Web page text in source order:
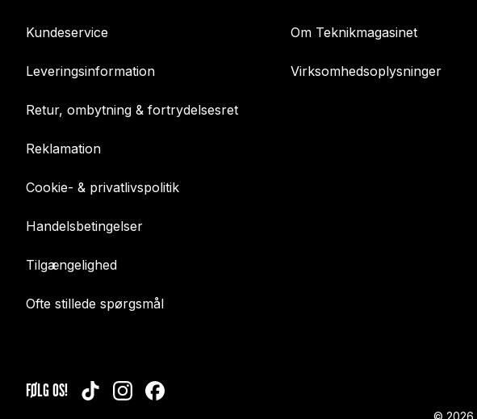
Kundeservice
Leveringsinformation
Retur, ombytning & fortrydelsesret
Reklamation
Cookie- & privatlivspolitik
Handelsbetingelser
Tilgængelighed
Ofte stillede spørgsmål
Om Teknikmagasinet
Virksomhedsoplysninger
FØLG OS! TIKTOKINSTAGRAMFACEBOOK